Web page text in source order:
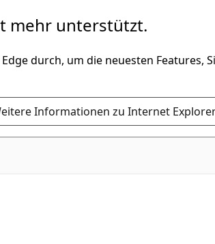
mehr unterstützt.
durch, um die neuesten Features,
Informationen zu Internet